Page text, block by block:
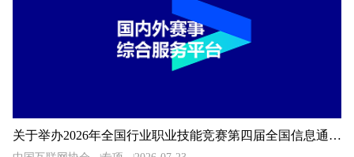
关于举办2026年全国行业职业技能竞赛第四届全国信息通信和互联网行业职业技能竞赛的通知